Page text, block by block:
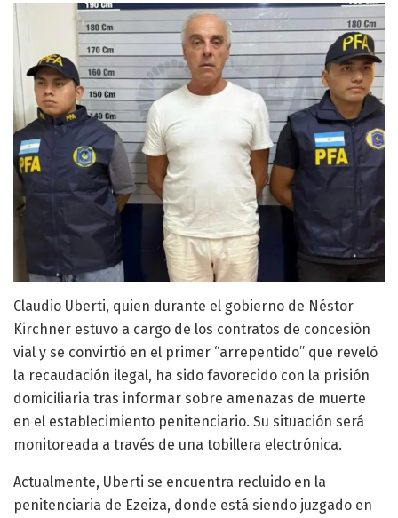
Claudio Uberti, quien durante el gobierno de Néstor
Kirchner estuvo a cargo de los contratos de concesión
vial y se convirtió en el primer “arrepentido” que reveló
la recaudación ilegal, ha sido favorecido con la prisión
domiciliaria tras informar sobre amenazas de muerte
en el establecimiento penitenciario. Su situación será
monitoreada a través de una tobillera electrónica.
Actualmente, Uberti se encuentra recluido en la
penitenciaria de Ezeiza, donde está siendo juzgado en